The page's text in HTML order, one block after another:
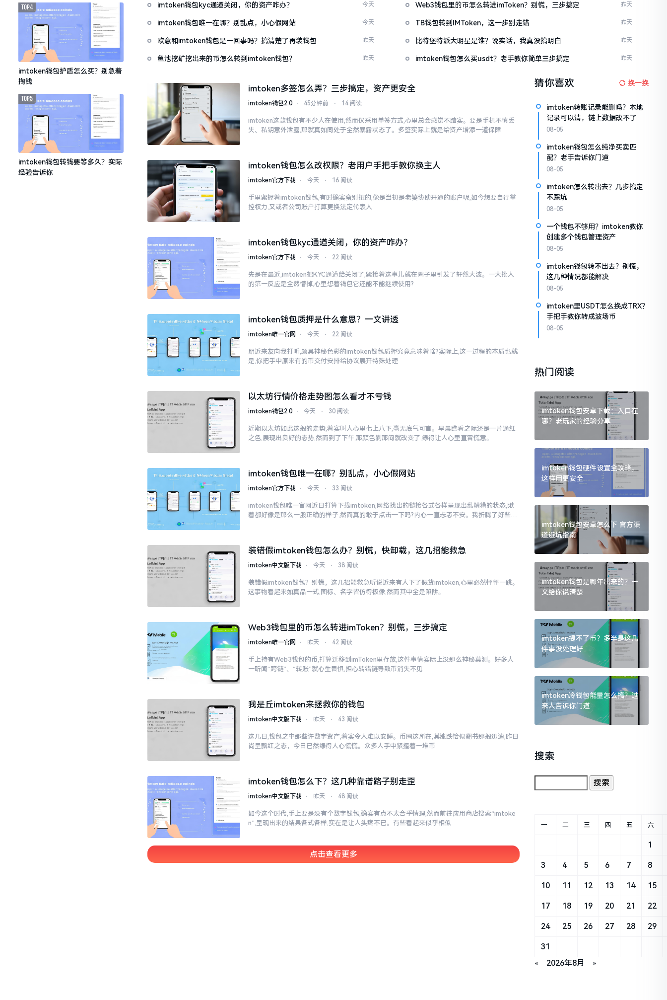
imtoken钱包护盾怎么买？别急着
掏钱
TOP4
imtoken钱包转钱要等多久？实际
经验告诉你
TOP5
imtoken钱包kyc通道关闭，你的资产咋办？ 今天
imtoken钱包唯一在哪？别乱点，小心假网站 今天
欧意和imtoken钱包是一回事吗？搞清楚了再装钱包 昨天
鱼池挖矿挖出来的币怎么转到imtoken钱包？ 昨天
Web3钱包里的币怎么转进imToken？别慌，三步搞定 昨天
TB钱包转到IMToken，这一步别走错 昨天
比特堡特派大明星是谁？说实话，我真没搞明白 昨天
imtoken钱包怎么买usdt？老手教你简单三步搞定 昨天
imtoken多签怎么弄？三步搞定，资产更安全
imtoken钱包2.0 ⋅ 45分钟前 ⋅ 14 阅读
imtoken这款钱包有不少人在使用,然而仅采用单签方式,心里总会感觉不踏实。要是手机不慎丢
失、私钥意外泄露,那就真如同处于全然暴露状态了。多签实际上就是给资产增添一道保障
imtoken钱包怎么改权限？老用户手把手教你换主人
imtoken官方下载 ⋅ 今天 ⋅ 16 阅读
手里紧握着imtoken钱包,有时确实蛮别扭的,像是当初是老婆协助开通的账户呢,如今想要自行掌
控权力,又或者公司账户打算更换法定代表人
imtoken钱包kyc通道关闭，你的资产咋办？
imtoken官方下载 ⋅ 今天 ⋅ 22 阅读
先是在最近,imtoken把KYC通道给关闭了,紧接着这事儿就在圈子里引发了轩然大波。一大批人
的第一反应是全然懵掉,心里想着钱包它还能不能继续使用?
imtoken钱包质押是什么意思？一文讲透
imtoken唯一官网 ⋅ 今天 ⋅ 22 阅读
朋近来友向我打听,颇具神秘色彩的imtoken钱包质押究竟意味着啥?实际上,这一过程的本质也就
是,你把手中原来有的币交付安排给协议展开特殊处理
以太坊行情价格走势图怎么看才不亏钱
imtoken钱包2.0 ⋅ 今天 ⋅ 30 阅读
近期以太坊如此这般的走势,着实叫人心里七上八下,毫无底气可言。早晨瞧看之际还是一片通红
之色,展现出良好的态势,然而到了下午,那颜色刹那间就改变了,绿得让人心里直冒慌意。
imtoken钱包唯一在哪？别乱点，小心假网站
imtoken官方下载 ⋅ 今天 ⋅ 33 阅读
imtoken钱包唯一官网近日打算下载imtoken,网络找出的链接各式各样呈现出乱糟糟的状态,瞅
着都好像是那么一股正确的样子,然而真的敢于点击一下吗?内心一直忐忑不安。我折腾了好些日
装错假imtoken钱包怎么办？别慌，快卸载，这几招能救急
imtoken中文版下载 ⋅ 今天 ⋅ 38 阅读
装错假imtoken钱包？别慌，这几招能救急听说近来有人下了假货imtoken,心里必然怦怦一跳。
这事物看起来如真品一式,图标、名字皆仿得极像,然而其中全是陷阱。
Web3钱包里的币怎么转进imToken？别慌，三步搞定
imtoken唯一官网 ⋅ 昨天 ⋅ 42 阅读
手上持有Web3钱包的币,打算迁移到imToken里存放,这件事情实际上没那么神秘莫测。好多人
一听闻“跨链”、“转账”就心生畏惧,担心转错链导致币消失不见
我是丘imtoken来拯救你的钱包
imtoken中文版下载 ⋅ 昨天 ⋅ 43 阅读
这几日,钱包之中那些许数字资产,着实令人难以安睡。币圈这所在,其涨跌恰似翻书那般迅速,昨日
尚呈飘红之态，今日已然绿得人心慌慌。众多人手中紧握着一堆币
imtoken钱包怎么下？这几种靠谱路子别走歪
imtoken中文版下载 ⋅ 昨天 ⋅ 48 阅读
如今这个时代,手上要是没有个数字钱包,确实有点不太合乎情理,然而前往应用商店搜索“imtoke
n”,呈现出来的结果各式各样,实在是让人头疼不已。有些看起来似乎相似
点击查看更多
猜你喜欢 换一换
imtoken转账记录能删吗？本地
记录可以清，链上数据改不了
08-05
imtoken钱包怎么纯净买卖匹
配？老手告诉你门道
08-05
imtoken怎么转出去？几步搞定
不踩坑
08-05
一个钱包不够用？imtoken教你
创建多个钱包管理资产
08-05
imtoken钱包转不出去？别慌，
这几种情况都能解决
08-05
imtoken里USDT怎么换成TRX？
手把手教你转成波场币
08-05
热门阅读
imtoken钱包安卓下载：入口在
哪？老玩家的经验分享
imtoken钱包硬件设置全攻略，
这样用更安全
imtoken钱包安卓怎么下 官方渠
道避坑指南
imtoken钱包是哪年出来的？一
文给你说清楚
imtoken提不了币？多半是这几
件事没处理好
imtoken冷钱包能量怎么搞？过
来人告诉你门道
搜索
« 2026年8月 »
一 二 三 四 五 六
1
3 4 5 6 7 8
10 11 12 13 14 15
17 18 19 20 21 22
24 25 26 27 28 29
31